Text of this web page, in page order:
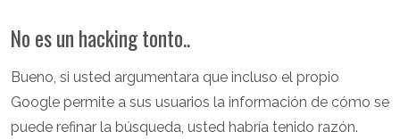
No es un hacking tonto..
Bueno, si usted argumentara que incluso el propio
Google permite a sus usuarios la información de cómo se
puede refinar la búsqueda, usted habría tenido razón.